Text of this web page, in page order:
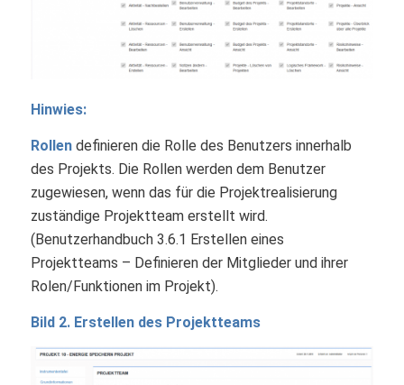
Hinwies:
Rollen definieren die Rolle des Benutzers innerhalb
des Projekts. Die Rollen werden dem Benutzer
zugewiesen, wenn das für die Projektrealisierung
zuständige Projektteam erstellt wird.
(Benutzerhandbuch 3.6.1 Erstellen eines
Projektteams – Definieren der Mitglieder und ihrer
Rolen/Funktionen im Projekt).
Bild 2. Erstellen des Projektteams